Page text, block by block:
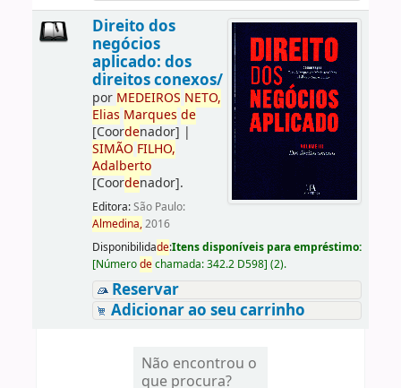
Direito dos
negócios
aplicado: dos
direitos conexos/
por MEDEIROS NETO,
Elias Marques de
[Coordenador] |
SIMÃO FILHO,
Adalberto
[Coordenador].
Editora:São Paulo:
Almedina,2016
Disponibilidade:Itens disponíveis para empréstimo:
[Númerodechamada:342.2 D598] (2).
Reservar
Adicionar ao seu carrinho
Não encontrou o
que procura?